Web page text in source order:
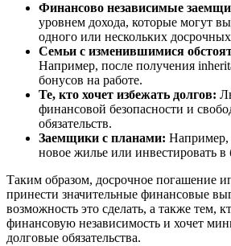
Финансово независимые
уровнем дохода, которые могут
одного или нескольких
Семьи с изменившимися
Например, после получения
бонусов на работе.
Те, кто хочет избежать долгов:
финансовой безопасности и
обязательств.
Заемщики с планами:
новое жилье или инвестировать в
Таким образом, досрочное погашение
принести значительные финансовые
возможность это сделать, а также тем,
финансовую независимость и хочет
долговые обязательства.